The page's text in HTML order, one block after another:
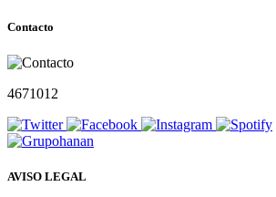
Contacto
4671012
AVISO LEGAL